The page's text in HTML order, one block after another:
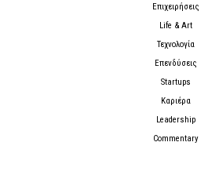
Επιχειρήσεις
Life & Art
Τεχνολογία
Επενδύσεις
Startups
Καριέρα
Leadership
Commentary